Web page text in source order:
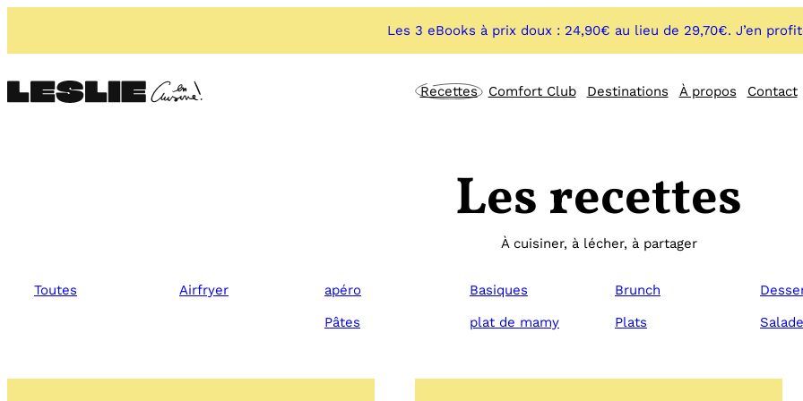
Les 3 eBooks à prix doux : 24,90€ au lieu de 29,70€. J’en
Recettes Comfort Club Destinations À propos Contact
Les recettes
À cuisiner, à lécher, à partager
Toutes Airfryer apéro Basiques Brunch
Pâtes
plat de mamy Plats Salade